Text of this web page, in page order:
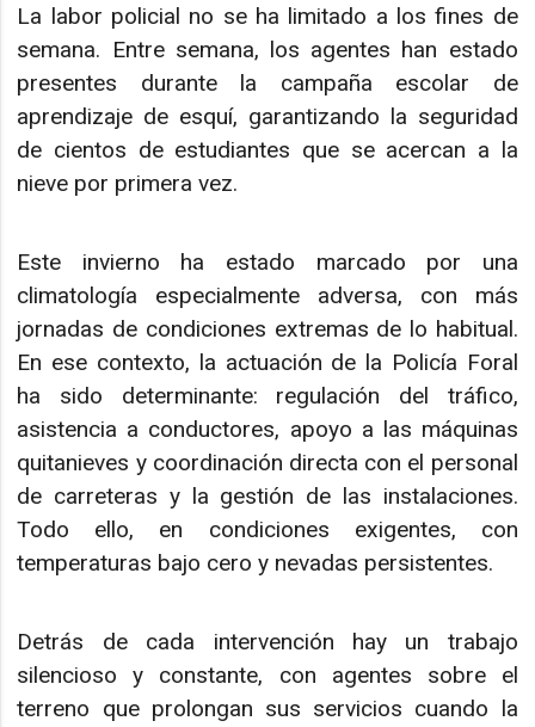
La labor policial no se ha limitado a los fines de
semana. Entre semana, los agentes han estado
presentes durante la campaña escolar de
aprendizaje de esquí, garantizando la seguridad
de cientos de estudiantes que se acercan a la
nieve por primera vez.
Este invierno ha estado marcado por una
climatología especialmente adversa, con más
jornadas de condiciones extremas de lo habitual.
En ese contexto, la actuación de la Policía Foral
ha sido determinante: regulación del tráfico,
asistencia a conductores, apoyo a las máquinas
quitanieves y coordinación directa con el personal
de carreteras y la gestión de las instalaciones.
Todo ello, en condiciones exigentes, con
temperaturas bajo cero y nevadas persistentes.
Detrás de cada intervención hay un trabajo
silencioso y constante, con agentes sobre el
terreno que prolongan sus servicios cuando la